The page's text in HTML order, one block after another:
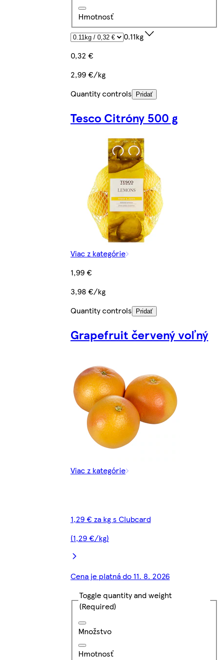
Hmotnosť
0.11kg
0,32 €
2,99 €/kg
Quantity controls
Pridať
Tesco Citróny 500 g
Viac z kategórie
1,99 €
3,98 €/kg
Quantity controls
Pridať
Grapefruit červený voľný
Viac z kategórie
1,29 € za kg s Clubcard
(1,29 €/kg)
Cena je platná do 11. 8. 2026
Toggle quantity and weight
(Required)
Množstvo
Hmotnosť